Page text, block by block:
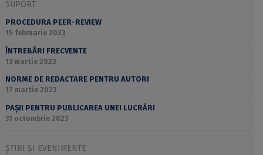
SUPORT
PROCEDURA PEER-REVIEW
15 februarie 2023
ÎNTREBĂRI FRECVENTE
13 martie 2023
NORME DE REDACTARE PENTRU AUTORI
17 martie 2023
PAȘII PENTRU PUBLICAREA UNEI LUCRĂRI
31 octombrie 2023
ȘTIRI ȘI EVENIMENTE